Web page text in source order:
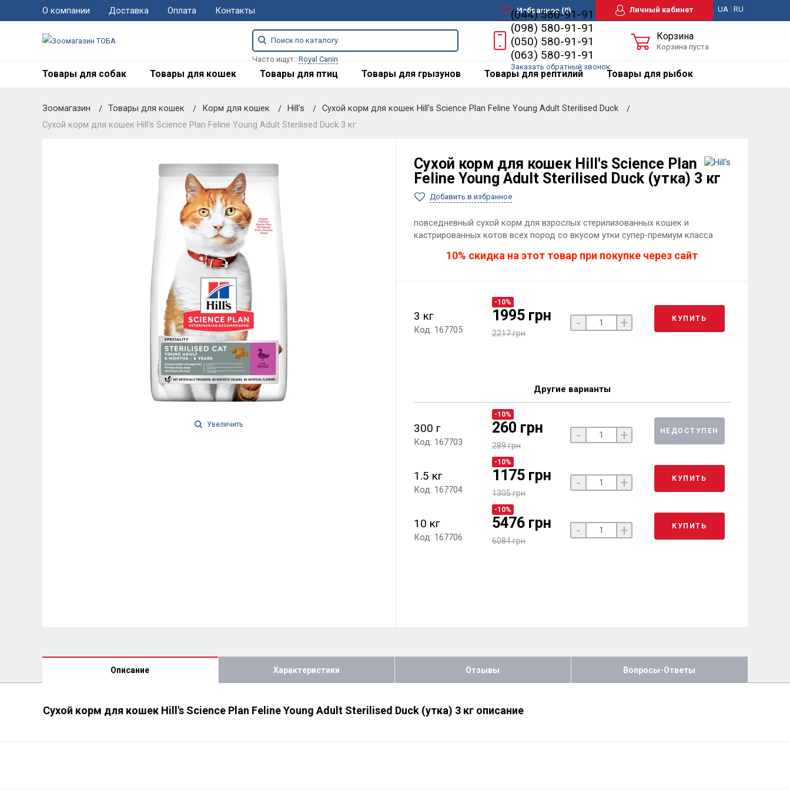
О компании Доставка Оплата Контакты Избранное(0) Личный кабинет UA| RU
Часто ищут: Royal Canin
(044) 580-91-91
(098) 580-91-91
(050) 580-91-91
(063) 580-91-91
Заказать обратный звонок
Корзина
Корзина пуста
Товары для собак Товары для кошек Товары для птиц Товары для грызунов Товары для рептилий Товары для рыбок
Зоомагазин Товары для кошек Корм для кошек Hill's
Сухой корм для кошек Hill's Science Plan Feline Young Adult Sterilised Duck
Сухой корм для кошек Hill's Science Plan Feline Young Adult Sterilised Duck 3 кг
Увеличить
Сухой корм для кошек Hill's Science Plan
Feline Young Adult Sterilised Duck (утка) 3 кг
Добавить в избранное
повседневный сухой корм для взрослых стерилизованных кошек и
кастрированных котов всех пород со вкусом утки супер-премиум класса
10% скидка на этот товар при покупке через сайт
3 кг
Код: 167705
-10%
1995 грн
2217 грн
- + КУПИТЬ
Другие варианты
300 г
Код: 167703
-10%
260 грн
289 грн
- + НЕДОСТУПЕН
1.5 кг
Код: 167704
-10%
1175 грн
1305 грн
- + КУПИТЬ
10 кг
Код: 167706
-10%
5476 грн
6084 грн
- + КУПИТЬ
Описание Характеристики Отзывы Вопросы-Ответы
Сухой корм для кошек Hill's Science Plan Feline Young Adult Sterilised Duck (утка) 3 кг описание